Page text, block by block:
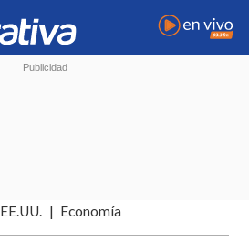
EE.UU. Economía